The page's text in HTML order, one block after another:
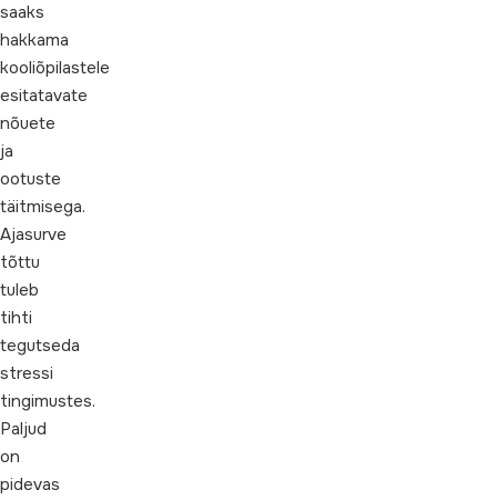
saaks
hakkama
kooliõpilastele
esitatavate
nõuete
ja
ootuste
täitmisega.
Ajasurve
tõttu
tuleb
tihti
tegutseda
stressi
tingimustes.
Paljud
on
pidevas